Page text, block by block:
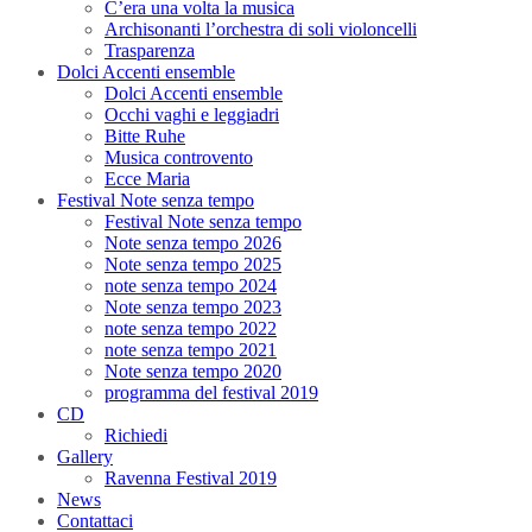
C’era una volta la musica
Archisonanti l’orchestra di soli violoncelli
Trasparenza
Dolci Accenti ensemble
Dolci Accenti ensemble
Occhi vaghi e leggiadri
Bitte Ruhe
Musica controvento
Ecce Maria
Festival Note senza tempo
Festival Note senza tempo
Note senza tempo 2026
Note senza tempo 2025
note senza tempo 2024
Note senza tempo 2023
note senza tempo 2022
note senza tempo 2021
Note senza tempo 2020
programma del festival 2019
CD
Richiedi
Gallery
Ravenna Festival 2019
News
Contattaci